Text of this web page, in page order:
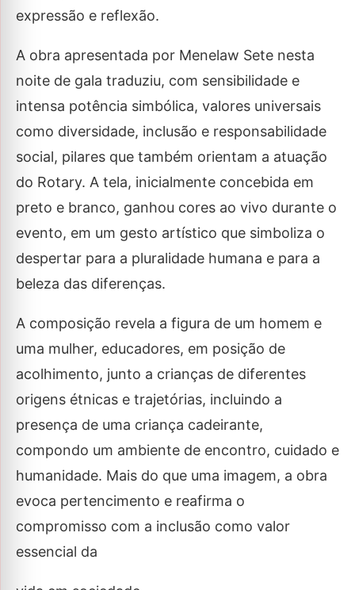
expressão e reflexão.
A obra apresentada por Menelaw Sete nesta
noite de gala traduziu, com sensibilidade e
intensa potência simbólica, valores universais
como diversidade, inclusão e responsabilidade
social, pilares que também orientam a atuação
do Rotary. A tela, inicialmente concebida em
preto e branco, ganhou cores ao vivo durante o
evento, em um gesto artístico que simboliza o
despertar para a pluralidade humana e para a
beleza das diferenças.
A composição revela a figura de um homem e
uma mulher, educadores, em posição de
acolhimento, junto a crianças de diferentes
origens étnicas e trajetórias, incluindo a
presença de uma criança cadeirante,
compondo um ambiente de encontro, cuidado e
humanidade. Mais do que uma imagem, a obra
evoca pertencimento e reafirma o
compromisso com a inclusão como valor
essencial da